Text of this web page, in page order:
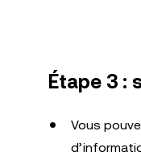
Étape 3 :
Vous